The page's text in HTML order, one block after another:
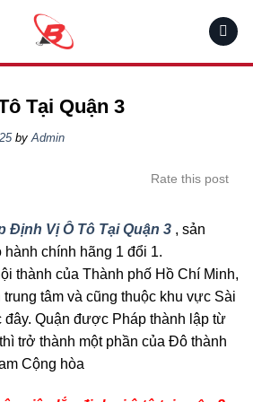
Tại Quận 3
byAdmin
Rate this post
Định Vị Ô Tô Tại Quận 3 , sản
chính hãng 1 đổi 1.
thành của Thành phố Hồ Chí Minh,
trung tâm và cũng thuộc khu vực Sài
Quận được Pháp thành lập từ
trở thành một phần của Đô thành
Cộng hòa